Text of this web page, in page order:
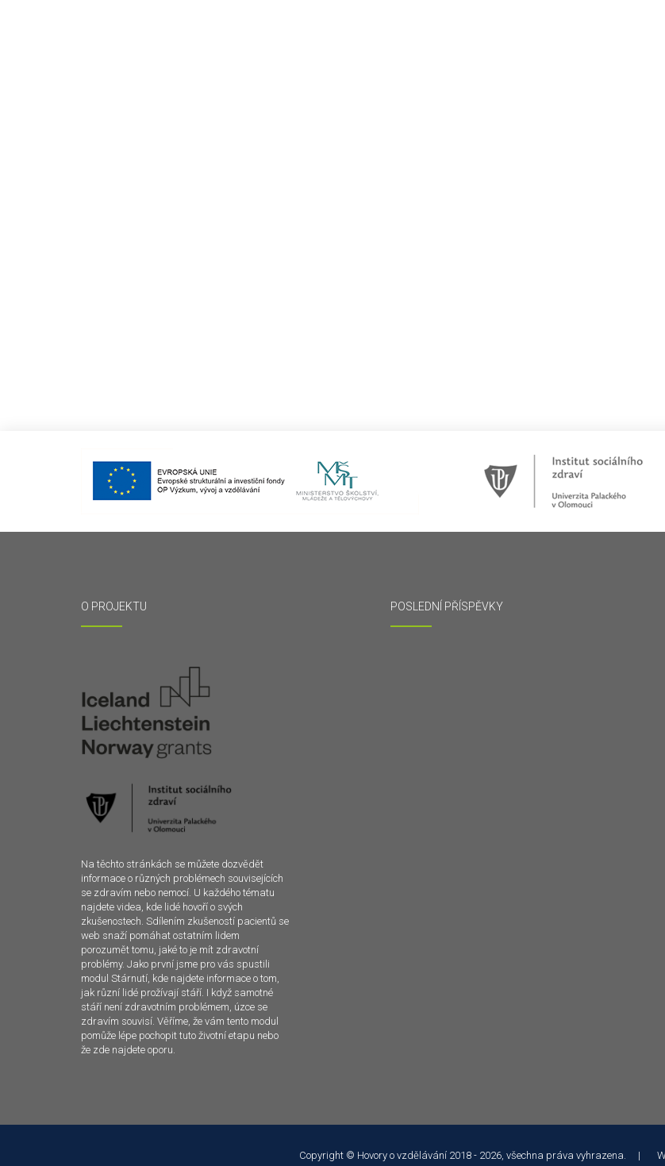
O PROJEKTU
Na těchto stránkách se můžete dozvědět
informace o různých problémech souvisejících
se zdravím nebo nemocí. U každého tématu
najdete videa, kde lidé hovoří o svých
zkušenostech. Sdílením zkušeností pacientů se
web snaží pomáhat ostatním lidem
porozumět tomu, jaké to je mít zdravotní
problémy. Jako první jsme pro vás spustili
modul Stárnutí, kde najdete informace o tom,
jak různí lidé prožívají stáří. I když samotné
stáří není zdravotním problémem, úzce se
zdravím souvisí. Věříme, že vám tento modul
pomůže lépe pochopit tuto životní etapu nebo
že zde najdete oporu.
POSLEDNÍ PŘÍSPĚVKY
Copyright © Hovory o vzdělávání 2018 - 2026, všechna práva vyhrazena. |
Tento web používá k poskytování služeb a analýze návštěvnosti soubory cookie. Používáním